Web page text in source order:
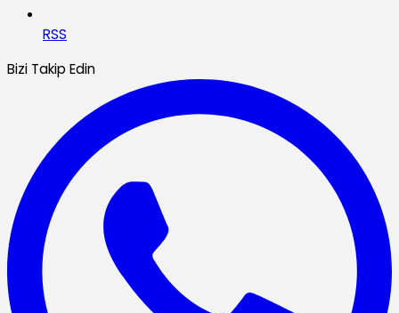
RSS
Bizi Takip Edin